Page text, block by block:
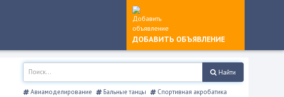
ДОБАВИТЬ ОБЪЯВЛЕНИЕ
Найти
Авиамоделирование Бальные танцы
Спортивная акробатика